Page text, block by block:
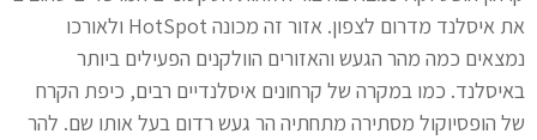
את איסלנד מדרום לצפון. אזור זה מכונה HotSpot ולאורכו
נמצאים כמה מהר הגעש והאזורים הוולקנים הפעילים ביותר
באיסלנד. כמו במקרה של קרחונים איסלנדיים רבים, כיפת הקרח
של הופסיוקול מסתירה מתחתיה הר געש רדום בעל אותו שם. להר